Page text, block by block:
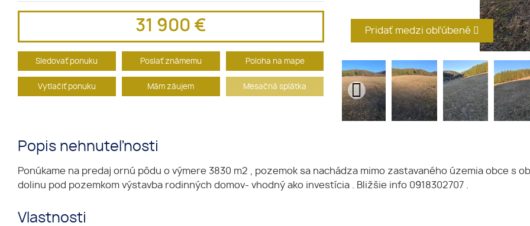
31 900 €
Sledovať ponuku Poslať známemu Poloha na mape
Vytlačiť ponuku Mám záujem Mesačná splátka
Pridať medzi obľúbené
Popis nehnuteľnosti
Ponúkame na predaj ornú pôdu o výmere 3830 m2 , pozemok sa nachádza mimo zastavaného územia obce s
dolinu pod pozemkom výstavba rodinných domov- vhodný ako investícia . Bližšie info 0918302707 .
Vlastnosti